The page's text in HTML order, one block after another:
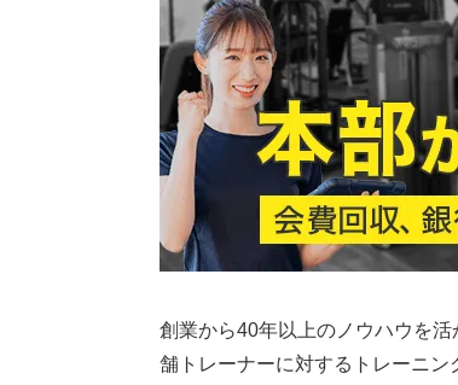
創業から40年以上のノウハウを
舗トレーナーに対するトレーニン